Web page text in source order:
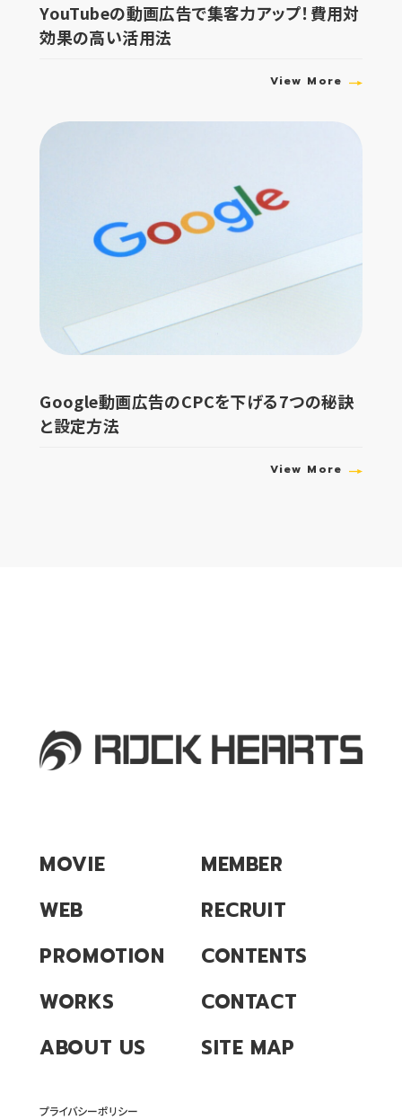
YouTubeの動画広告で集客力アップ！費用対
効果の高い活用法
View More
Google動画広告のCPCを下げる7つの秘訣
と設定方法
View More
MOVIE
MEMBER
WEB
RECRUIT
PROMOTION
CONTENTS
WORKS
CONTACT
ABOUT US
SITE MAP
プライバシーポリシー